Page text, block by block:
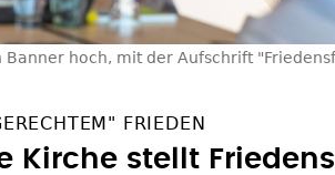
Banner hoch, mit der Aufschrift
FRIEDEN
Kirche stellt